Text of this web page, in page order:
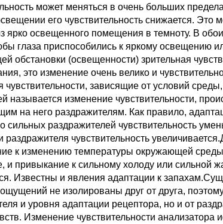
может ме­няться в очень больших
его чувствительность снижается.
ярко освещенного помеще­ния в темноту. В
глаза приспособились к яркому освещению
обстановки (освещенности) зрительная
это изме­нение очень велико и
чувствительности, зависящие от условий
называется измене­ние чувствительности,
на него раздражителям. Как правило,
сильных раздражителей чувстви­тельность
раздражителя чувствительность
к из­менению температуры окружающей
и привыкание к сильному холоду или сильной
Известны и явления адаптации к
не изолированы друг от друга,
и уровня адаптации рецептора, но и от
Изменение чувствительности